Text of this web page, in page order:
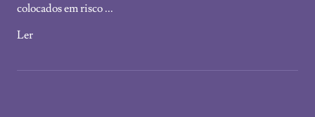
colocados em risco ...
Ler